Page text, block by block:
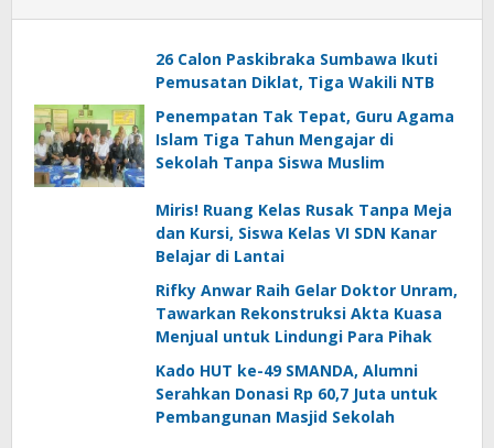
26 Calon Paskibraka Sumbawa Ikuti
Pemusatan Diklat, Tiga Wakili NTB
Penempatan Tak Tepat, Guru Agama
Islam Tiga Tahun Mengajar di
Sekolah Tanpa Siswa Muslim
Miris! Ruang Kelas Rusak Tanpa Meja
dan Kursi, Siswa Kelas VI SDN Kanar
Belajar di Lantai
Rifky Anwar Raih Gelar Doktor Unram,
Tawarkan Rekonstruksi Akta Kuasa
Menjual untuk Lindungi Para Pihak
Kado HUT ke-49 SMANDA, Alumni
Serahkan Donasi Rp 60,7 Juta untuk
Pembangunan Masjid Sekolah